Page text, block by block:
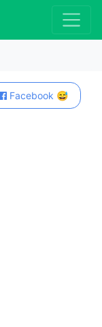
Facebook 😅